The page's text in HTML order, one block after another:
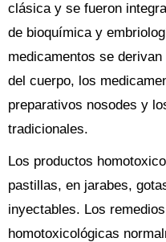
clásica y se fueron
de bioquímica y
medicamentos se
del cuerpo, los
preparativos nosodes y
tradicionales.
Los productos
pastillas, en jarabes,
inyectables. Los
homotoxicológicas